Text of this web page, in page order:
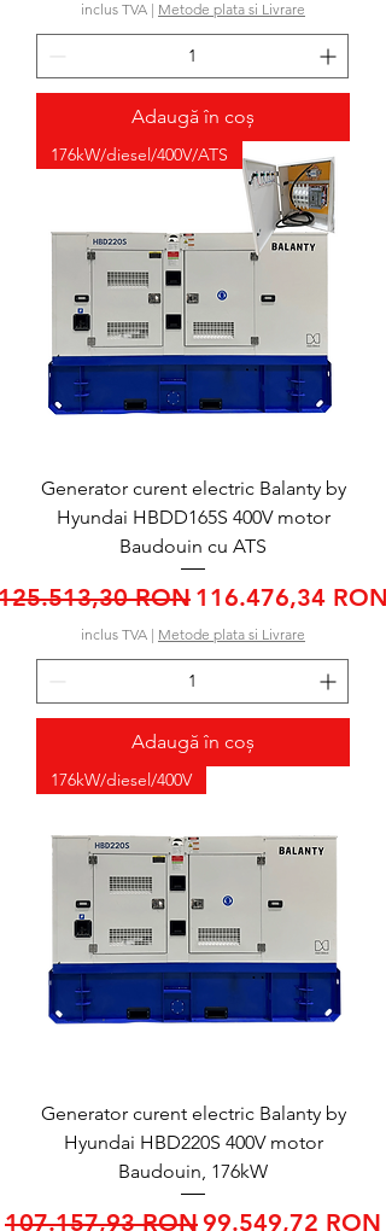
inclus TVA | Metode plata si Livrare
Adaugă în coș
176kW/diesel/400V/ATS
Generator curent electric Balanty by
Hyundai HBDD165S 400V motor
Baudouin cu ATS
normalRON Preț redus
116.476,34 RON
inclus TVA | Metode plata si Livrare
Adaugă în coș
176kW/diesel/400V
Generator curent electric Balanty by
Hyundai HBD220S 400V motor
Baudouin, 176kW
Preț normal
107.157,93 RONPreț redus
99.549,72 RON